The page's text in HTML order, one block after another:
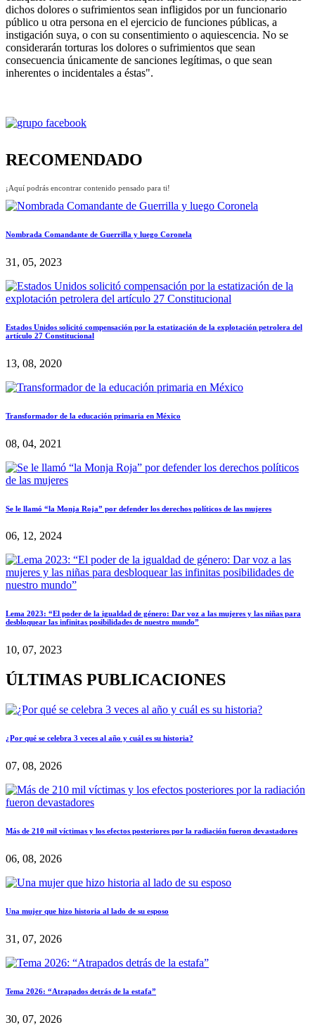
dichos dolores o sufrimientos sean infligidos por un funcionario
público u otra persona en el ejercicio de funciones públicas, a
instigación suya, o con su consentimiento o aquiescencia. No se
considerarán torturas los dolores o sufrimientos que sean
consecuencia únicamente de sanciones legítimas, o que sean
inherentes o incidentales a éstas".
RECOMENDADO
¡Aquí podrás encontrar contenido pensado para ti!
Nombrada Comandante de Guerrilla y luego Coronela
31, 05, 2023
Estados Unidos solicitó compensación por la estatización de la explotación petrolera del
artículo 27 Constitucional
13, 08, 2020
Transformador de la educación primaria en México
08, 04, 2021
Se le llamó “la Monja Roja” por defender los derechos políticos de las mujeres
06, 12, 2024
Lema 2023: “El poder de la igualdad de género: Dar voz a las mujeres y las niñas para
desbloquear las infinitas posibilidades de nuestro mundo”
10, 07, 2023
ÚLTIMAS PUBLICACIONES
¿Por qué se celebra 3 veces al año y cuál es su historia?
07, 08, 2026
Más de 210 mil víctimas y los efectos posteriores por la radiación fueron devastadores
06, 08, 2026
Una mujer que hizo historia al lado de su esposo
31, 07, 2026
Tema 2026: “Atrapados detrás de la estafa”
30, 07, 2026